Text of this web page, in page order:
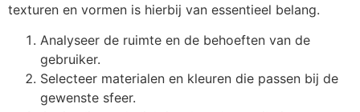
texturen en vormen is hierbij van essentieel belang.
Analyseer de ruimte en de behoeften van de
gebruiker.
Selecteer materialen en kleuren die passen bij de
gewenste sfeer.